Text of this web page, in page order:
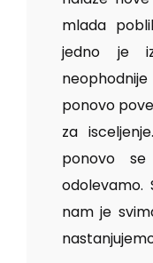
mlada
jedno je
ponovo
za
ponovo
odolevamo.
nam je